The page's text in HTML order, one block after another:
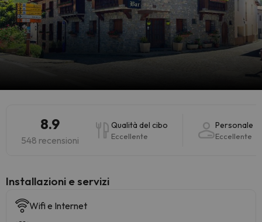
8.9
548 recensioni
Qualità del cibo
Eccellente
Personale
Eccellente
Installazioni e servizi
Wifi e Internet